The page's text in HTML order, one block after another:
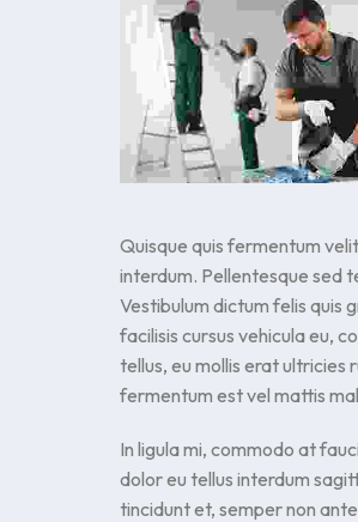
Quisque quis fermentum
interdum. Pellentesque sed
Vestibulum dictum felis quis
facilisis cursus vehicula eu,
tellus, eu mollis erat
fermentum est vel mattis
In ligula mi, commodo at
dolor eu tellus interdum
tincidunt et, semper non